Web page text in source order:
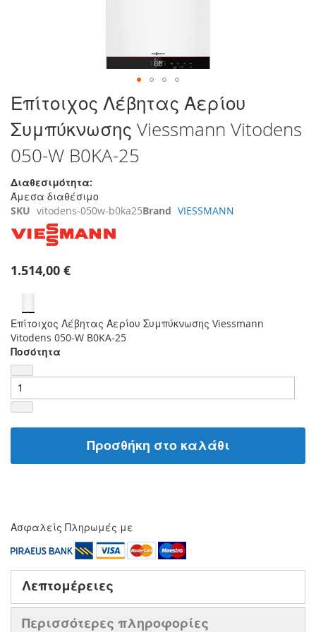
Μετάβαση
στην
αρχή
της
συλλογής
εικόνων
Επίτοιχος Λέβητας Αερίου
Συμπύκνωσης Viessmann Vitodens
050-W B0KA-25
Διαθεσιμότητα:
Άμεσα διαθέσιμο
SKU vitodens-050w-b0ka25Brand VIESSMANN
1.514,00 €
Επίτοιχος Λέβητας Αερίου Συμπύκνωσης Viessmann
Vitodens 050-W B0KA-25
Ποσότητα
Προσθήκη στο καλάθι
Ασφαλείς Πληρωμές με
Λεπτομέρειες
Περισσότερες πληροφορίες